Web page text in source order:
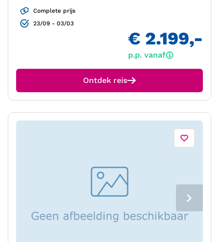
Complete prijs
23/09 - 03/03
€ 2.199,-
p.p. vanaf
Ontdek reis